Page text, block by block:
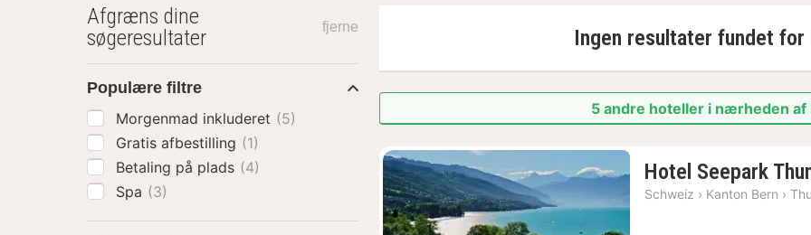
Ingen resultater fundet for
5 andre hoteller i nærheden af
Hotel Seepark
Schweiz › Kanton Bern ›
Afgræns dine
søgeresultater
fjerne
Populære filtre
Morgenmad inkluderet (5)
Gratis afbestilling (1)
Betaling på plads (4)
Spa (3)